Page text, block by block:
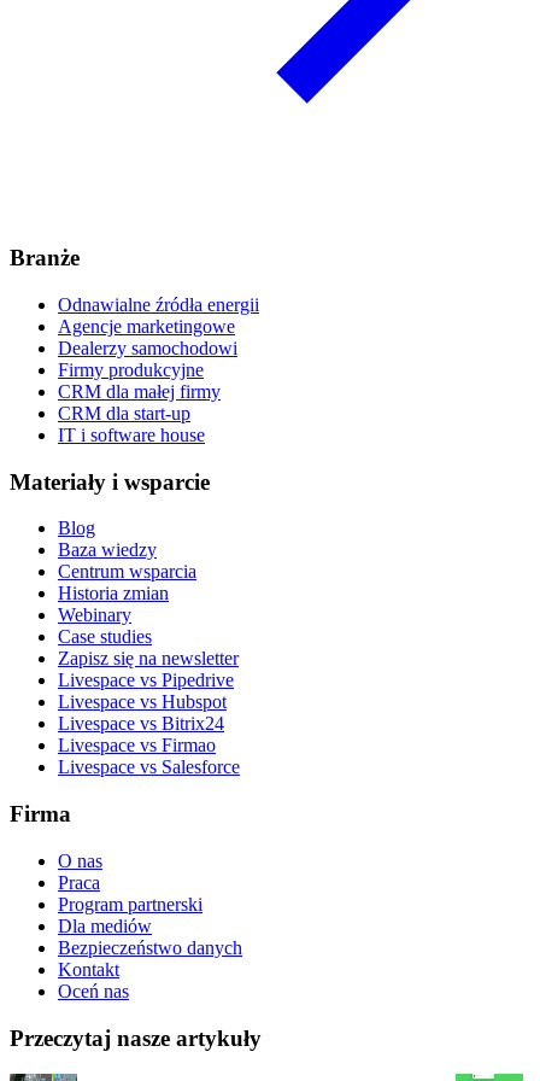
Branże
Odnawialne źródła energii
Agencje marketingowe
Dealerzy samochodowi
Firmy produkcyjne
CRM dla małej firmy
CRM dla start-up
IT i software house
Materiały i wsparcie
Blog
Baza wiedzy
Centrum wsparcia
Historia zmian
Webinary
Case studies
Zapisz się na newsletter
Livespace vs Pipedrive
Livespace vs Hubspot
Livespace vs Bitrix24
Livespace vs Firmao
Livespace vs Salesforce
Firma
O nas
Praca
Program partnerski
Dla mediów
Bezpieczeństwo danych
Kontakt
Oceń nas
Przeczytaj nasze artykuły